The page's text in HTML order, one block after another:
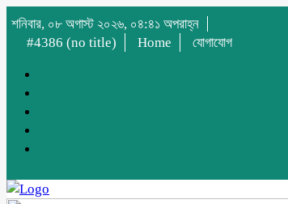
শনিবার, ০৮ অগাস্ট ২০২৬, ০৪:৪১ অপরাহ্ন
#4386 (no title)
Home যোগাযোগ